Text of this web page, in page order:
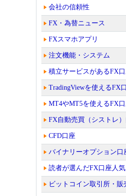
会社の信頼性
FX・為替ニュース
FXスマホアプリ
注文機能・システム
積立サービスがあるFX
TradingViewを使えるFX
MT4やMT5を使えるFX
FX自動売買（シストレ
CFD口座
バイナリーオプション口
読者が選んだFX口座人気
ビットコイン取引所・販